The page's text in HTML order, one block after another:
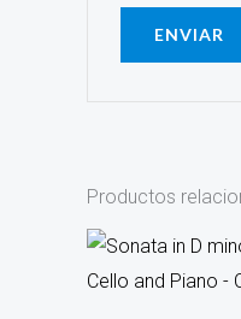
Productos